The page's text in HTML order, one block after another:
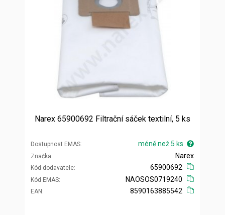
Narex 65900692 Filtrační sáček textilní, 5 ks
Dostupnost EMAS méně než 5 ks
Značka
Kód dodavatele
Narex
65900692
Kód EMAS
EAN
NAOSOS0719240
8590163885542